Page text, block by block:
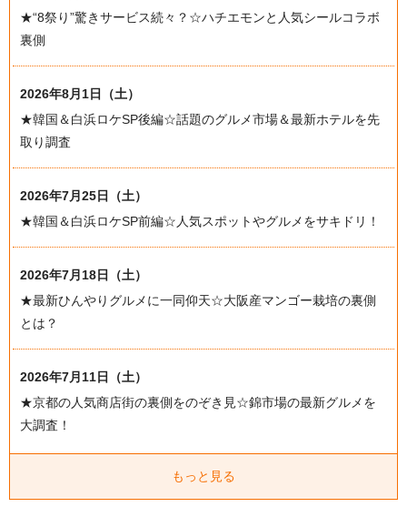
★“8祭り”驚きサービス続々？☆ハチエモンと人気シールコラボ
裏側
2026年8月1日（土）
★韓国＆白浜ロケSP後編☆話題のグルメ市場＆最新ホテルを先
取り調査
2026年7月25日（土）
★韓国＆白浜ロケSP前編☆人気スポットやグルメをサキドリ！
2026年7月18日（土）
★最新ひんやりグルメに一同仰天☆大阪産マンゴー栽培の裏側
とは？
2026年7月11日（土）
★京都の人気商店街の裏側をのぞき見☆錦市場の最新グルメを
大調査！
もっと見る